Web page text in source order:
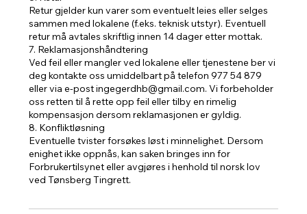
Retur gjelder kun varer som eventuelt leies eller selges
sammen med lokalene (f.eks. teknisk utstyr). Eventuell
retur må avtales skriftlig innen 14 dager etter mottak.
7. Reklamasjonshåndtering
Ved feil eller mangler ved lokalene eller tjenestene ber vi
deg kontakte oss umiddelbart på telefon 977 54 879
eller via e-post ingegerdhb@gmail.com. Vi forbeholder
oss retten til å rette opp feil eller tilby en rimelig
kompensasjon dersom reklamasjonen er gyldig.
8. Konfliktløsning
Eventuelle tvister forsøkes løst i minnelighet. Dersom
enighet ikke oppnås, kan saken bringes inn for
Forbrukertilsynet eller avgjøres i henhold til norsk lov
ved Tønsberg Tingrett.